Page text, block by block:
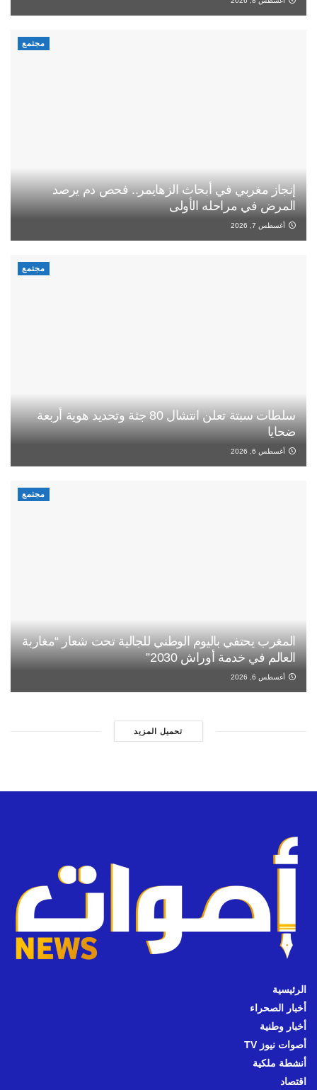
مجتمع
إنجاز مغربي في أبحاث الزهايمر.. فحص دم يرصد
المرض في مراحله الأولى
أغسطس 7, 2026
مجتمع
سلطات سبتة تعلن انتشال 80 جثة وتحديد هوية أربعة
ضحايا
أغسطس 6, 2026
مجتمع
المغرب يحتفي باليوم الوطني للجالية تحت شعار “مغاربة
العالم في خدمة أوراش 2030”
أغسطس 6, 2026
تحميل المزيد
الرئيسية
أخبار الصحراء
أخبار وطنية
أصوات نيوز TV
أنشطة ملكية
اقتصاد